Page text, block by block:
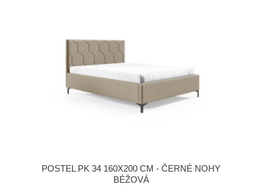
POSTEL PK 34 160X200 CM - ČERNÉ NOHY
BÉŽOVÁ